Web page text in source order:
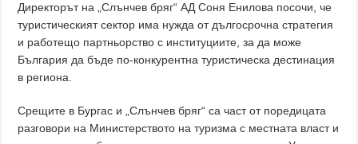
Директорът на „Слънчев бряг“ АД Соня Енилова посочи, че
туристическият сектор има нужда от дългосрочна стратегия
и работещо партньорство с институциите, за да може
България да бъде по-конкурентна туристическа дестинация
в региона.
Срещите в Бургас и „Слънчев бряг“ са част от поредицата
разговори на Министерството на туризма с местната власт и